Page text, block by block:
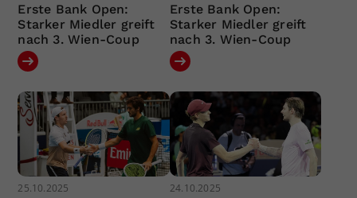
Erste Bank Open:
Starker Miedler greift
nach 3. Wien-Coup
Erste Bank Open:
Starker Miedler greift
nach 3. Wien-Coup
25.10.2025 24.10.2025